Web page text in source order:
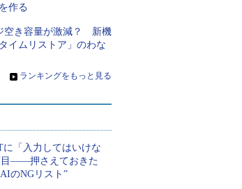
作る
空き容量が激減？ 新機
イムリストア」のわな
» ランキングをもっと見る
に「入力してはいけな
目――押さえておきた
のNGリスト”